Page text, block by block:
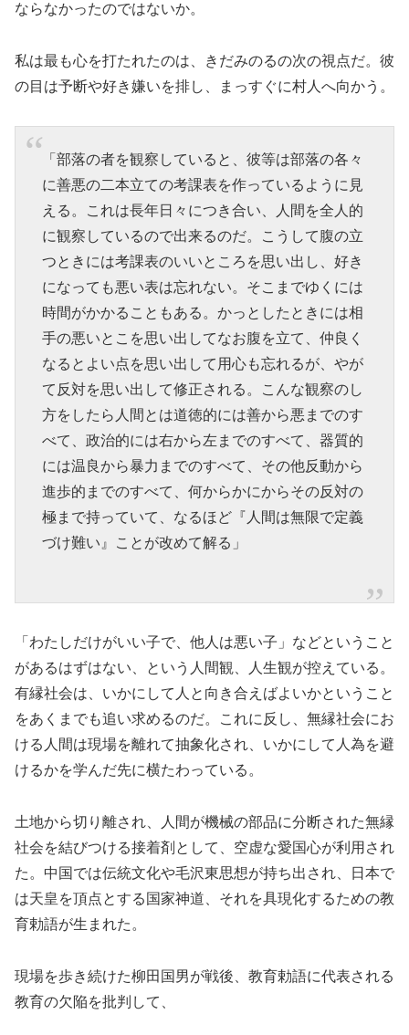
ならなかったのではないか。
私は最も心を打たれたのは、きだみのるの次の視点だ。彼
の目は予断や好き嫌いを排し、まっすぐに村人へ向かう。
「部落の者を観察していると、彼等は部落の各々
に善悪の二本立ての考課表を作っているように見
える。これは長年日々につき合い、人間を全人的
に観察しているので出来るのだ。こうして腹の立
つときには考課表のいいところを思い出し、好き
になっても悪い表は忘れない。そこまでゆくには
時間がかかることもある。かっとしたときには相
手の悪いとこを思い出してなお腹を立て、仲良く
なるとよい点を思い出して用心も忘れるが、やが
て反対を思い出して修正される。こんな観察のし
方をしたら人間とは道徳的には善から悪までのす
べて、政治的には右から左までのすべて、器質的
には温良から暴力までのすべて、その他反動から
進歩的までのすべて、何からかにからその反対の
極まで持っていて、なるほど『人間は無限で定義
づけ難い』ことが改めて解る」
「わたしだけがいい子で、他人は悪い子」などということ
があるはずはない、という人間観、人生観が控えている。
有縁社会は、いかにして人と向き合えばよいかということ
をあくまでも追い求めるのだ。これに反し、無縁社会にお
ける人間は現場を離れて抽象化され、いかにして人為を避
けるかを学んだ先に横たわっている。
土地から切り離され、人間が機械の部品に分断された無縁
社会を結びつける接着剤として、空虚な愛国心が利用され
た。中国では伝統文化や毛沢東思想が持ち出され、日本で
は天皇を頂点とする国家神道、それを具現化するための教
育勅語が生まれた。
現場を歩き続けた柳田国男が戦後、教育勅語に代表される
教育の欠陥を批判して、